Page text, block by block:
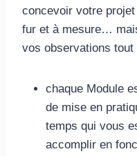
concevoir votre
fur et à mesure…
vos observations tout
chaque Module
de mise en
temps qui vous
accomplir en